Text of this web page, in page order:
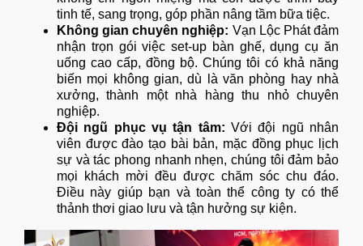
tinh tế, sang trọng, góp phần nâng tầm bữa tiệc.
Không gian chuyên nghiệp: Vạn Lộc Phát đảm
nhận trọn gói việc set-up bàn ghế, dụng cụ ăn
uống cao cấp, đồng bộ. Chúng tôi có khả năng
biến mọi không gian, dù là văn phòng hay nhà
xưởng, thành một nhà hàng thu nhỏ chuyên
nghiệp.
Đội ngũ phục vụ tận tâm: Với đội ngũ nhân
viên được đào tạo bài bản, mặc đồng phục lịch
sự và tác phong nhanh nhẹn, chúng tôi đảm bảo
mọi khách mời đều được chăm sóc chu đáo.
Điều này giúp bạn và toàn thể công ty có thể
thảnh thơi giao lưu và tận hưởng sự kiện.